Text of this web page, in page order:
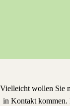
Vielleicht wollen Sie
in Kontakt kommen.